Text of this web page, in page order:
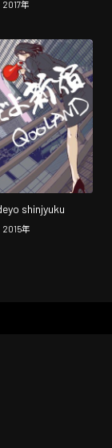
2017年
shinjyuku
2015年